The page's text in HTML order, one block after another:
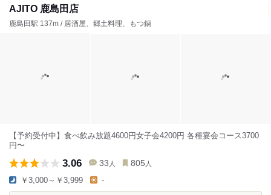
AJITO 鹿島田店
鹿島田駅 137m / 居酒屋、郷土料理、もつ鍋
【予約受付中】食べ飲み放題4600円女子会4200円 各種宴会コース3700
円〜
3.06 33 人 805 人
￥3,000～￥3,999 -